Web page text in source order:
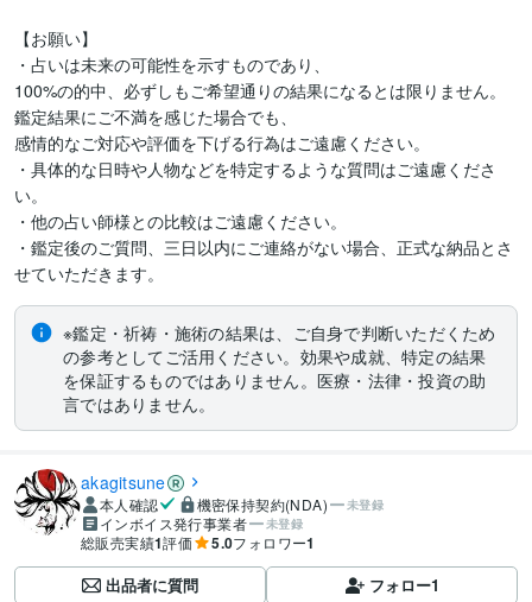
【お願い】
・占いは未来の可能性を示すものであり、
100%の的中、必ずしもご希望通りの結果になるとは限りません。
鑑定結果にご不満を感じた場合でも、
感情的なご対応や評価を下げる行為はご遠慮ください。
・具体的な日時や人物などを特定するような質問はご遠慮くださ
い。
・他の占い師様との比較はご遠慮ください。
・鑑定後のご質問、三日以内にご連絡がない場合、正式な納品とさ
せていただきます。
※鑑定・祈祷・施術の結果は、ご自身で判断いただくため
の参考としてご活用ください。効果や成就、特定の結果
を保証するものではありません。医療・法律・投資の助
言ではありません。
akagitsune
本人確認 機密保持契約(NDA) 未登録
インボイス発行事業者 未登録
総販売実績1評価 5.0フォロワー1
出品者に質問 フォロー1